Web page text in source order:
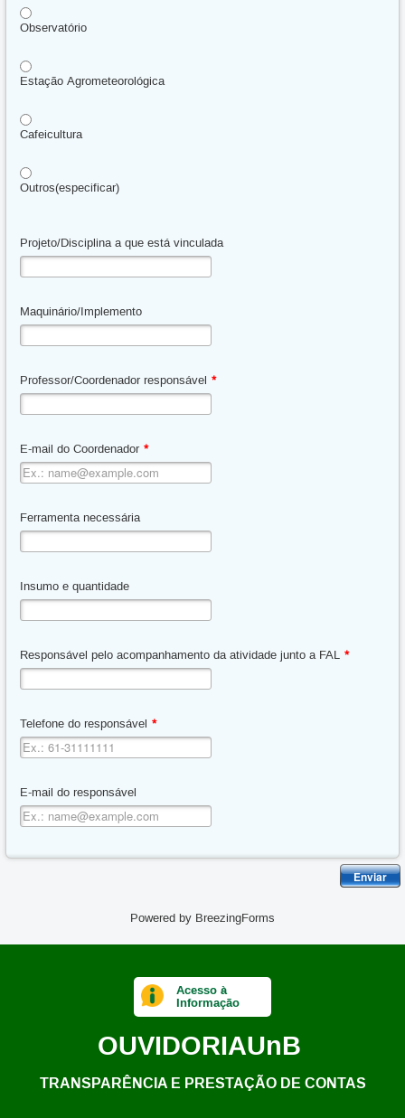
Observatório
Estação Agrometeorológica
Cafeicultura
Outros(especificar)
Projeto/Disciplina a que está vinculada
Maquinário/Implemento
Professor/Coordenador responsável *
E-mail do Coordenador *
Ferramenta necessária
Insumo e quantidade
Responsável pelo acompanhamento da atividade junto a FAL *
Telefone do responsável *
E-mail do responsável
Enviar
Powered by BreezingForms
Acesso à
Informação
OUVIDORIAUnB
TRANSPARÊNCIA E PRESTAÇÃO DE CONTAS